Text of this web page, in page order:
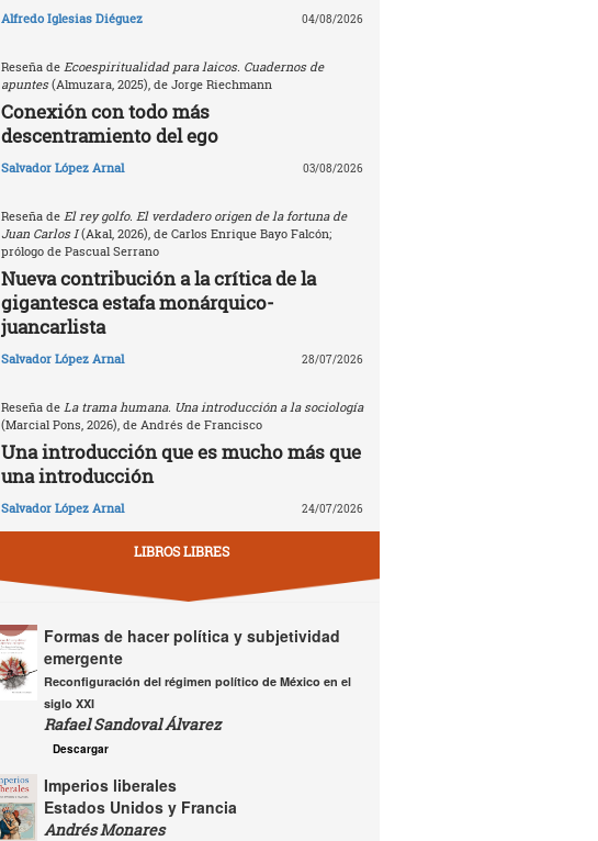
Alfredo Iglesias Diéguez 04/08/2026
Reseña de Ecoespiritualidad para laicos. Cuadernos de
apuntes(Almuzara, 2025), de Jorge Riechmann
Conexión con todo más
descentramiento del ego
Salvador López Arnal 03/08/2026
Reseña de El rey golfo. El verdadero origen de la fortuna de
Juan Carlos I(Akal, 2026), de Carlos Enrique Bayo Falcón;
prólogo de Pascual Serrano
Nueva contribución a la crítica de la
gigantesca estafa monárquico-
juancarlista
Salvador López Arnal 28/07/2026
Reseña de La trama humana. Una introducción a la sociología
(Marcial Pons, 2026), de Andrés de Francisco
Una introducción que es mucho más que
una introducción
Salvador López Arnal 24/07/2026
LIBROS LIBRES
Formas de hacer política y subjetividad
emergente
Reconfiguración del régimen político de México en el
siglo XXI
Rafael Sandoval Álvarez
Descargar
Imperios liberales
Estados Unidos y Francia
Andrés Monares